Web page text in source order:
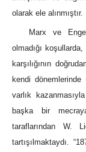
olarak ele alınmıştır.
Marx ve
olmadığı
karşılığının
kendi
varlık
başka bir
taraflarından W.
tartışılmaktaydı.